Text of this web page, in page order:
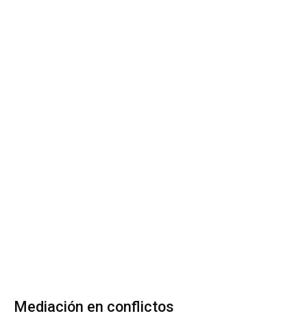
Mediación en conflictos